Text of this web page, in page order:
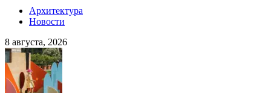
Архитектура
Новости
8 августа, 2026